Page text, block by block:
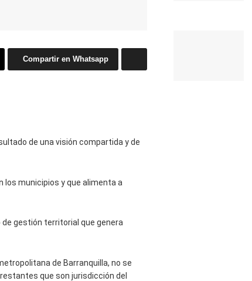
Compartir en Whatsapp
de una visión compartida y de
los municipios y que alimenta a
gestión territorial que genera
de Barranquilla, no se
que son jurisdicción del